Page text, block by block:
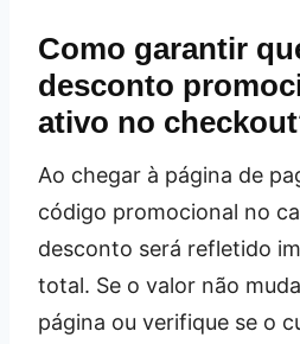
Como garantir
desconto
ativo no
Ao chegar à página de
código promocional no
desconto será refletido
total. Se o valor não
página ou verifique se o